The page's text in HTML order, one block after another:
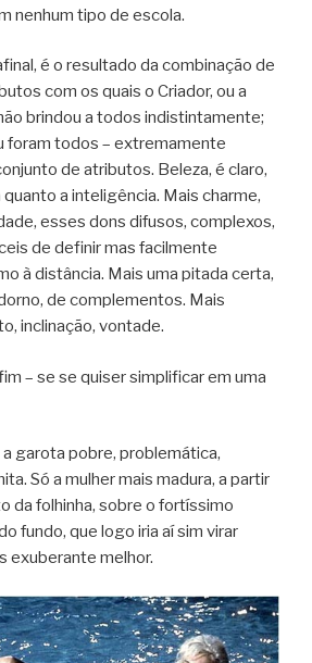
nenhum tipo de escola.
é o resultado da combinação de
com os quais o Criador, ou a
brindou a todos indistintamente;
foram todos – extremamente
de atributos. Beleza, é claro,
quanto a inteligência. Mais charme,
esses dons difusos, complexos,
de definir mas facilmente
à distância. Mais uma pitada certa,
de complementos. Mais
inclinação, vontade.
– se se quiser simplificar em uma
a garota pobre, problemática,
Só a mulher mais madura, a partir
da folhinha, sobre o fortíssimo
fundo, que logo iria aí sim virar
exuberante melhor.